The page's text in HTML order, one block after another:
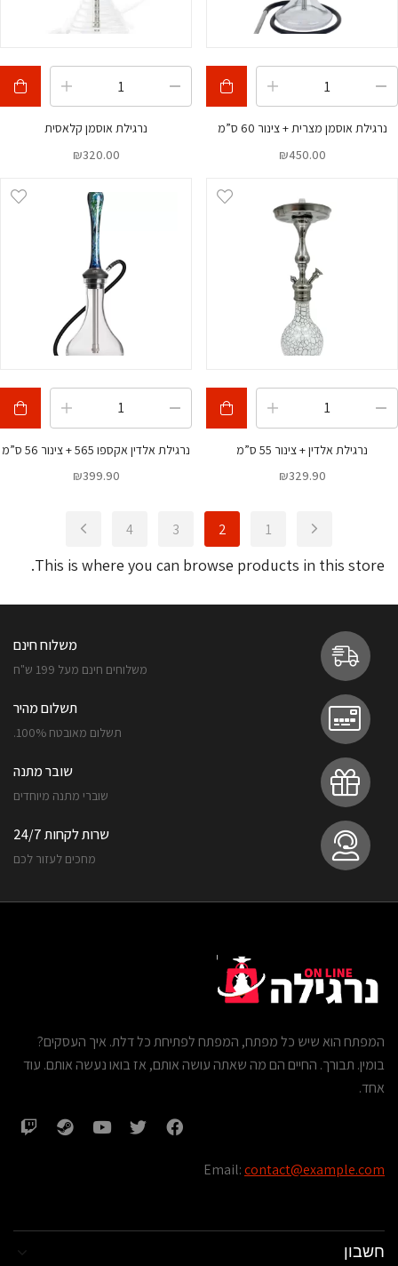
נרגילת אוסמן מצרית + צינור 60 ס”מ
₪450.00
נרגילת אוסמן קלאסית
₪320.00
נרגילת אלדין + צינור 55 ס”מ
₪329.90
נרגילת אלדין אקספו 565 + צינור 56 ס”מ
₪399.90
1
2
3
4
This is where you can browse products in this store.
משלוח חינם
משלוחים חינם מעל 199 ש"ח
תשלום מהיר
תשלום מאובטח 100%.
שובר מתנה
שוברי מתנה מיוחדים
שרות לקחות 24/7
מחכים לעזור לכם
המפתח הוא שיש כל מפתח, המפתח לפתיחת כל דלת. איך העסקים?
בומין. תבורך. החיים הם מה שאתה עושה אותם, אז בואו נעשה אותם. עוד
אחד.
Email:contact@example.com
חשבון